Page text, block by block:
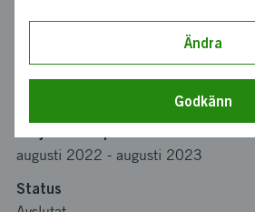
Koordinator
Bidrag från Vinnova
augusti 2022 - augusti 2023
Status
Ändra
Godkänn